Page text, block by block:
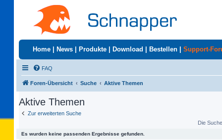
Home News Produkte Download Bestellen Support-
FAQ
Foren-Übersicht Suche Aktive Themen
Aktive Themen
Zur erweiterten Suche
Die
Es wurden keine passenden Ergebnisse gefunden.